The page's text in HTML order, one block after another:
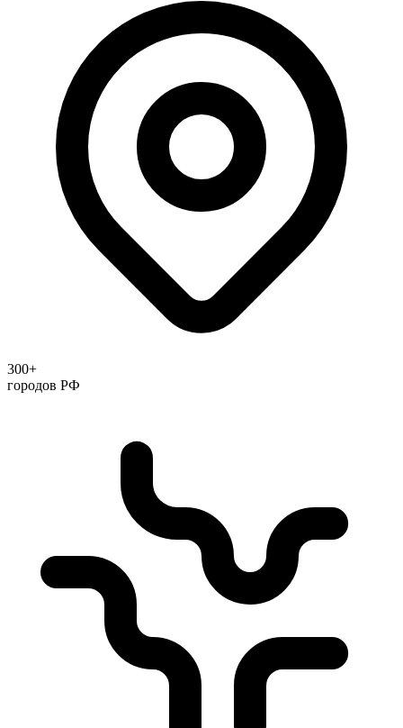
300+
городов РФ